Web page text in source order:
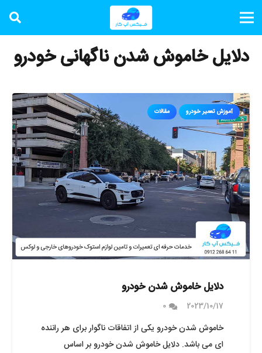
دلایل خاموش شدن ناگهانی خودرو
آموزش تعمیر خودرو مقالات
دلایل خاموش شدن خودرو
2023/10/17
0
خاموش شدن خودرو یکی از اتفاقات ناگوار برای هر راننده
ای می باشد. دلایل خاموش شدن خودرو بر اساس